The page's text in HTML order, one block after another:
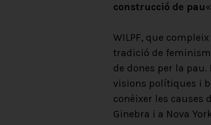
construcció de pau
WILPF, que
tradició de
de dones per la
visions polítiques i
conèixer les causes
Ginebra i a Nova